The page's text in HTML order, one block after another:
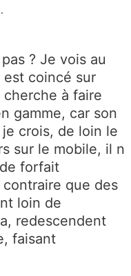
? Je vois au
est coincé sur
à faire
gamme, car son
crois, de loin le
sur le mobile, il n
forfait
que des
loin de
redescendent
faisant